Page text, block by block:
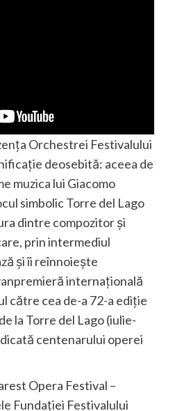
Orchestrei Festivalului
deosebită: aceea de
muzica lui Giacomo
simbolic Torre del Lago
dintre compozitor și
prin intermediul
și îi reînnoiește
internațională
către cea de-a 72-a ediție
la Torre del Lago (iulie-
centenarului operei
Opera Festival –
Fundației Festivalului